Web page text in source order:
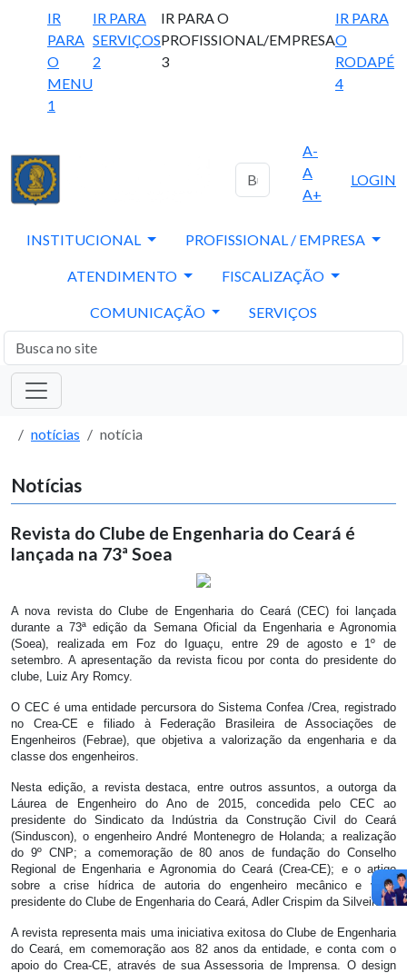
IR
PARA
O
MENU
1
IR PARA
SERVIÇOS
2
IR PARA O
PROFISSIONAL/EMPRESA
3
IR PARA
O
RODAPÉ
4
A-
A
A+
LOGIN
INSTITUCIONAL PROFISSIONAL / EMPRESA
ATENDIMENTO FISCALIZAÇÃO
COMUNICAÇÃO SERVIÇOS
notícias notícia
Notícias
Revista do Clube de Engenharia do Ceará é
lançada na 73ª Soea
A nova revista do Clube de Engenharia do Ceará (CEC) foi lançada
durante a 73ª edição da Semana Oficial da Engenharia e Agronomia
(Soea), realizada em Foz do Iguaçu, entre 29 de agosto e 1º de
setembro. A apresentação da revista ficou por conta do presidente do
clube, Luiz Ary Romcy.
O CEC é uma entidade percursora do Sistema Confea /Crea, registrado
no Crea-CE e filiado à Federação Brasileira de Associações de
Engenheiros (Febrae), que objetiva a valorização da engenharia e da
classe dos engenheiros.
Nesta edição, a revista destaca, entre outros assuntos, a outorga da
Láurea de Engenheiro do Ano de 2015, concedida pelo CEC ao
presidente do Sindicato da Indústria da Construção Civil do Ceará
(Sinduscon), o engenheiro André Montenegro de Holanda; a realização
do 9º CNP; a comemoração de 80 anos de fundação do Conselho
Regional de Engenharia e Agronomia do Ceará (Crea-CE); e o artigo
sobre a crise hídrica de autoria do engenheiro mecânico e vice-
presidente do Clube de Engenharia do Ceará, Adler Crispim da Silveira.
A revista representa mais uma iniciativa exitosa do Clube de Engenharia
do Ceará, em comemoração aos 82 anos da entidade, e conta com o
apoio do Crea-CE, através de sua Assessoria de Imprensa. O design